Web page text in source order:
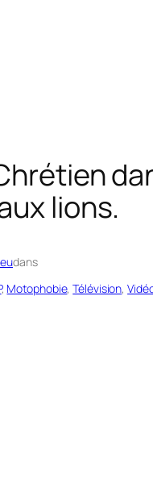
lions.
dans
, Motophobie, Télévision,